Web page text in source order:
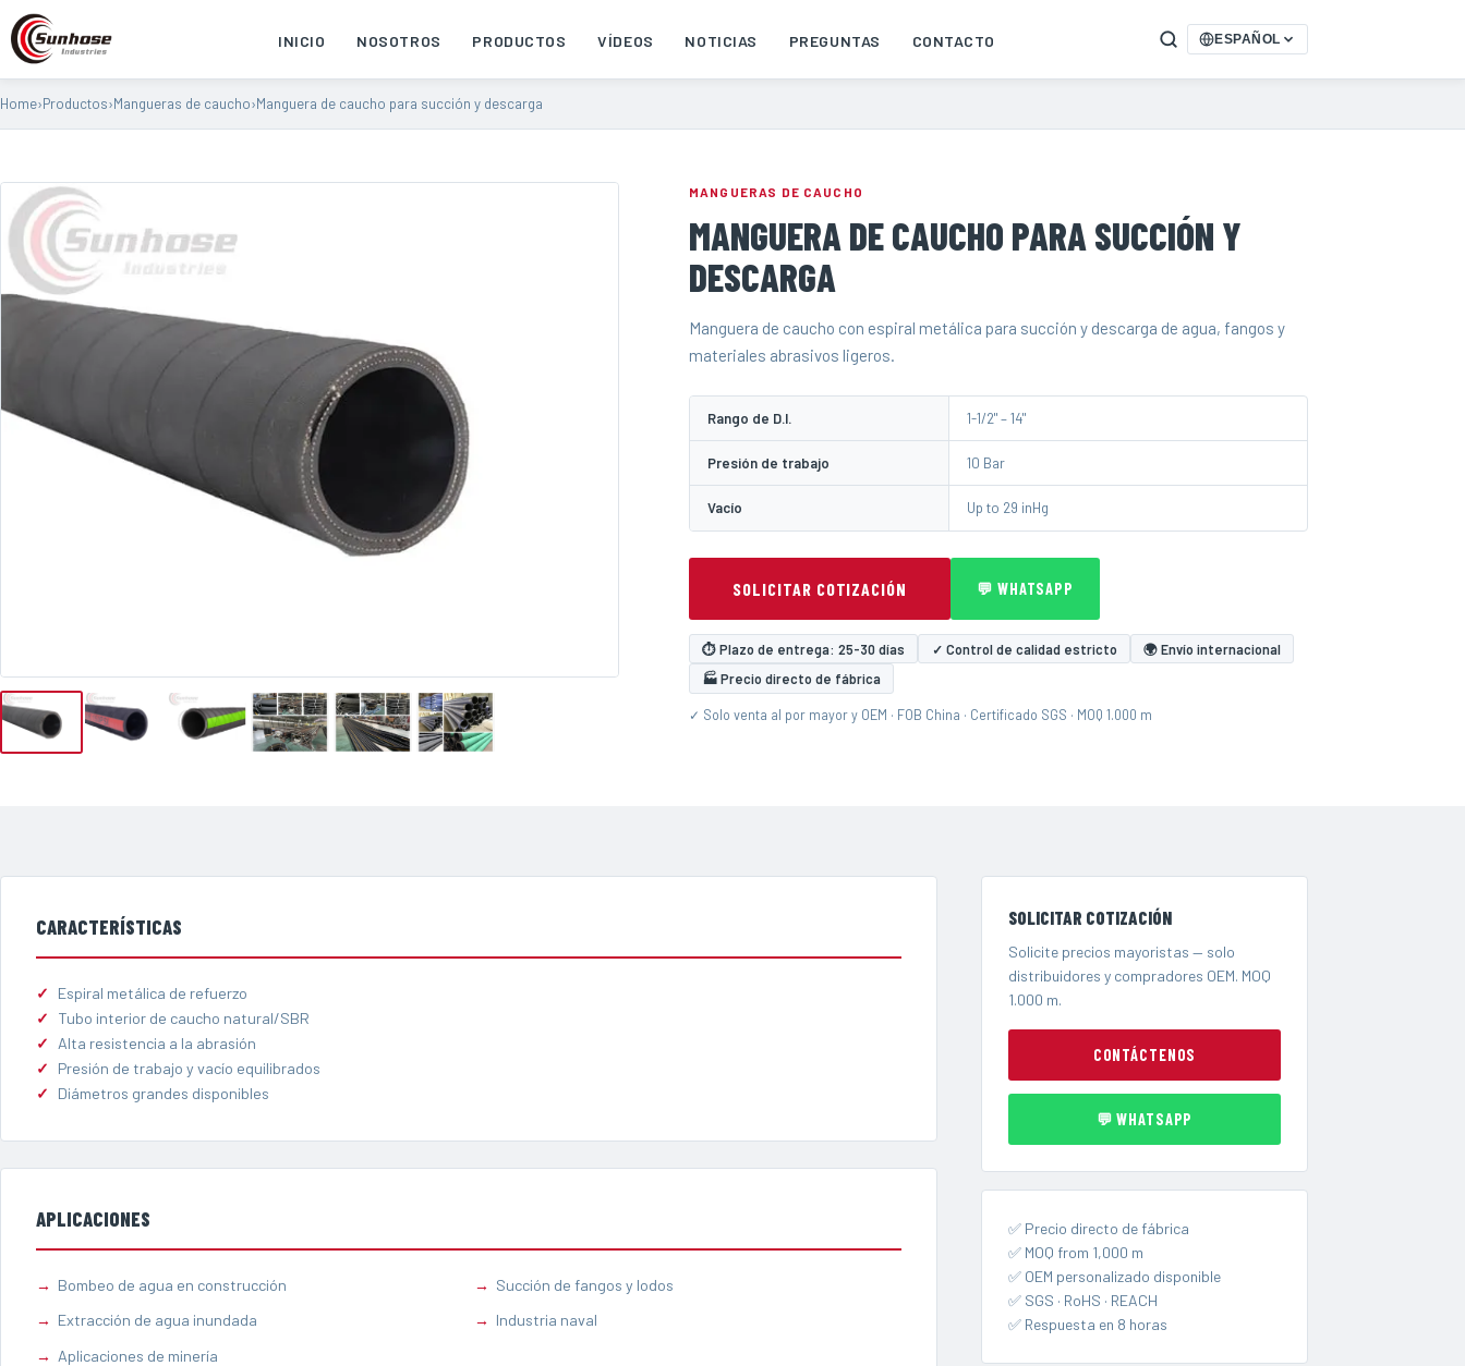
INICIO NOSOTROS PRODUCTOS VÍDEOS NOTICIAS PREGUNTAS CONTACTO ESPAÑOL
Home›Productos›Mangueras de caucho›Manguera de caucho para succión y descarga
MANGUERAS DE CAUCHO
MANGUERA DE CAUCHO PARA SUCCIÓN Y
DESCARGA
Manguera de caucho con espiral metálica para succión y descarga de agua, fangos y
materiales abrasivos ligeros.
Rango de D.I. 1-1/2" – 14"
Presión de trabajo 10 Bar
Vacío Up to 29 inHg
SOLICITAR COTIZACIÓN 💬 WHATSAPP
⏱ Plazo de entrega: 25-30 días ✓ Control de calidad estricto
🌍 Envío internacional
🏭 Precio directo de fábrica
✓ Solo venta al por mayor y OEM · FOB China · Certificado SGS · MOQ 1.000 m
CARACTERÍSTICAS
Espiral metálica de refuerzo
Tubo interior de caucho natural/SBR
Alta resistencia a la abrasión
Presión de trabajo y vacío equilibrados
Diámetros grandes disponibles
APLICACIONES
Bombeo de agua en construcción
Succión de fangos y lodos
Extracción de agua inundada
Industria naval
Aplicaciones de minería
SOLICITAR COTIZACIÓN
Solicite precios mayoristas — solo
distribuidores y compradores OEM. MOQ
1.000 m.
CONTÁCTENOS
💬 WHATSAPP
✅ Precio directo de fábrica
✅ MOQ from 1,000 m
✅ OEM personalizado disponible
✅ SGS · RoHS · REACH
✅ Respuesta en 8 horas